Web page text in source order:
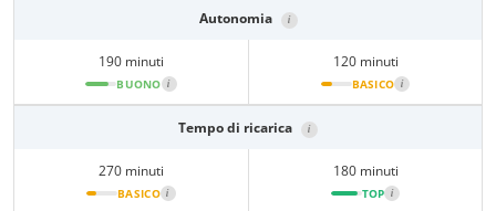
Autonomia i
190 minuti
BUONO i
120 minuti
BASICO i
Tempo di ricarica i
270 minuti
BASICO i
180 minuti
TOP i